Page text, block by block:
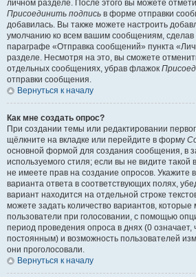
личном разделе. После этого вы можете
Присоединить подпись в форме отправки
добавилась. Вы также можете настроить
умолчанию ко всем вашим сообщениям,
параграфе «Отправка сообщений» пункта
разделе. Несмотря на это, вы сможете
отдельных сообщениях, убрав флажок
отправки сообщения.
Вернуться к началу
Как мне создать опрос?
При создании темы или редактировании
щёлкните на вкладке или перейдите в форму
основной формой для создания сообщения, в
используемого стиля; если вы не видите
не имеете прав на создание опросов. Укажите
варианта ответа в соответствующих полях,
вариант находится на отдельной строке
можете задать количество вариантов, которые
пользователи при голосовании, с помощью
период проведения опроса в днях (0 означает,
постоянным) и возможность пользователей
они проголосовали.
Вернуться к началу